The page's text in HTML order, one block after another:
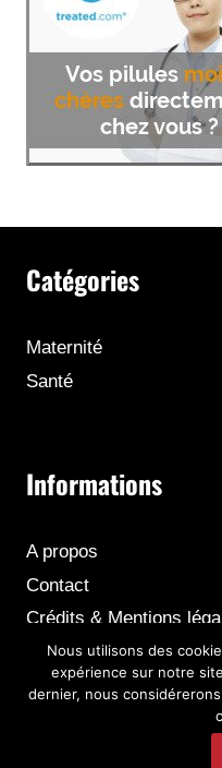
Catégories
Maternité
Santé
Informations
A propos
Contact
Crédits & Mentions
© 2026
Nous utilisons des
expérience sur notre
dernier, nous